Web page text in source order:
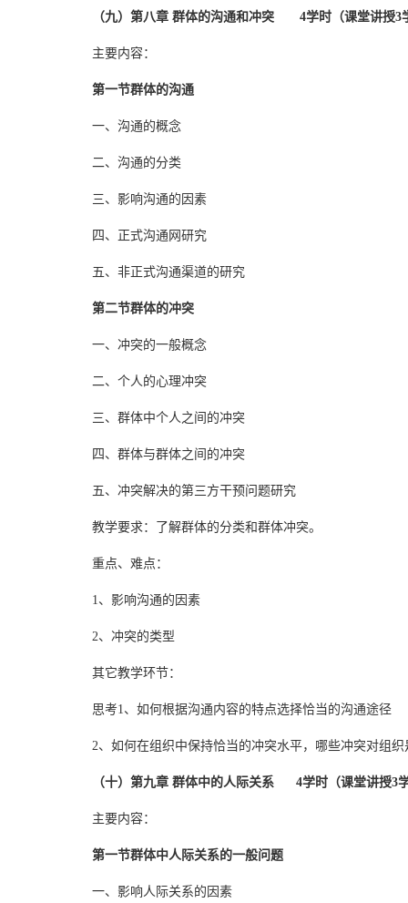
（九）第八章 群体的沟通和冲突 4学时（课堂讲授3
主要内容：
第一节群体的沟通
一、沟通的概念
二、沟通的分类
三、影响沟通的因素
四、正式沟通网研究
五、非正式沟通渠道的研究
第二节群体的冲突
一、冲突的一般概念
二、个人的心理冲突
三、群体中个人之间的冲突
四、群体与群体之间的冲突
五、冲突解决的第三方干预问题研究
教学要求：了解群体的分类和群体冲突。
重点、难点：
1、影响沟通的因素
2、冲突的类型
其它教学环节：
思考1、如何根据沟通内容的特点选择恰当的沟通途径
2、如何在组织中保持恰当的冲突水平，哪些冲突对组织
（十）第九章 群体中的人际关系 4学时（课堂讲授3
主要内容：
第一节群体中人际关系的一般问题
一、影响人际关系的因素